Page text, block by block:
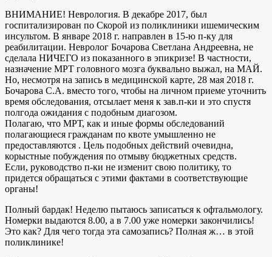
ВНИМАНИЕ! Неврология. В декабре 2017, был
госпитализирован по Скорой из поликлиники ишемическим
инсультом. В январе 2018 г. направлен в 15-ю п-ку для
реабилитации. Невролог Бочарова Светлана Андреевна, не
сделала НИЧЕГО из показанного в эпикризе! В частности,
назначение МРТ головного мозга буквально выжал, на МАЙ.
Но, несмотря на запись в медицинской карте, 28 мая 2018 г.
Бочарова С.А. вместо того, чтобы на личном приеме уточнить
время обследования, отсылает меня к зав.п-ки и это спустя
полгода ожидания с подобным диагозом.
Полагаю, что МРТ, как и иные формы обследований
полагающиеся гражданам по квоте умышленно не
предоставляются . Цель подобных действий очевидна,
корыстные побуждения по отмыву бюджетных средств.
Если, руководство п-ки не изменит свою политику, то
придется обращаться с этими фактами в соответствующие
органы!
Полный бардак! Неделю пытаюсь записаться к офтальмологу.
Номерки выдаются 8.00, а в 7.00 уже номерки закончились!
Это как? Для чего тогда эта самозапись? Полная ж… в этой
поликлинике!